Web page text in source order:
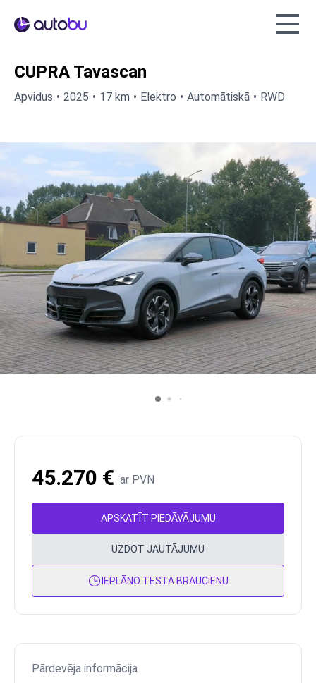
Autobu.eu
CUPRA Tavascan
Apvidus 2025 17 km Elektro Automātiskā RWD
45.270 € ar PVN
APSKATĪT PIEDĀVĀJUMU
UZDOT JAUTĀJUMU
IEPLĀNO TESTA BRAUCIENU
Pārdevēja informācija